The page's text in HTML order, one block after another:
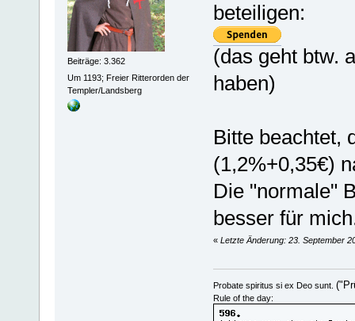
Beiträge: 3.362
Um 1193; Freier Ritterorden der
Templer/Landsberg
beteiligen:
(das geht btw.
haben)
Bitte beachtet,
(1,2%+0,35€)
Die "normale"
besser für
« Letzte Änderung: 23. September
Probate spiritus si ex Deo sunt.
Rule of the day: